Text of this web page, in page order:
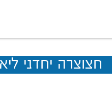
חצוצרה יחדני